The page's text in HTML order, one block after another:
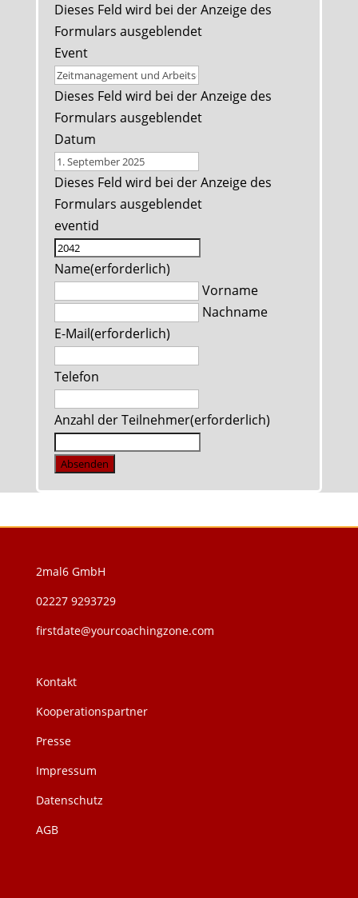
Dieses Feld wird bei der Anzeige des
Formulars ausgeblendet
Event
Dieses Feld wird bei der Anzeige des
Formulars ausgeblendet
Datum
Dieses Feld wird bei der Anzeige des
Formulars ausgeblendet
eventid
Name(erforderlich)
Vorname
Nachname
E-Mail(erforderlich)
Telefon
Anzahl der Teilnehmer(erforderlich)
Absenden
2mal6 GmbH
02227 9293729
firstdate@yourcoachingzone.com
Kontakt
Kooperationspartner
Presse
Impressum
Datenschutz
AGB